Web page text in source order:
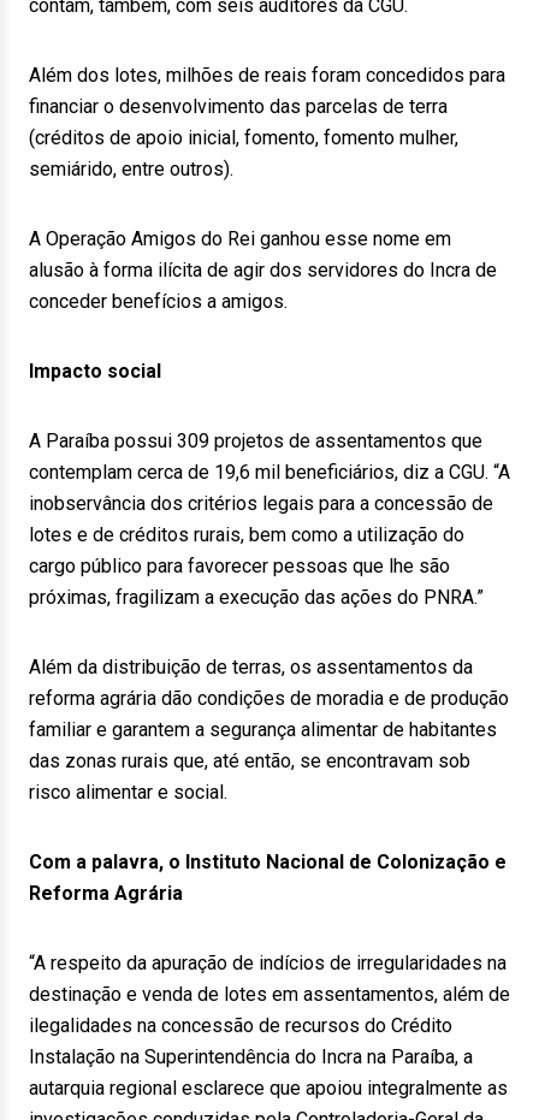
contam, também, com seis auditores da CGU.
Além dos lotes, milhões de reais foram concedidos para
financiar o desenvolvimento das parcelas de terra
(créditos de apoio inicial, fomento, fomento mulher,
semiárido, entre outros).
A Operação Amigos do Rei ganhou esse nome em
alusão à forma ilícita de agir dos servidores do Incra de
conceder benefícios a amigos.
Impacto social
A Paraíba possui 309 projetos de assentamentos que
contemplam cerca de 19,6 mil beneficiários, diz a CGU. “A
inobservância dos critérios legais para a concessão de
lotes e de créditos rurais, bem como a utilização do
cargo público para favorecer pessoas que lhe são
próximas, fragilizam a execução das ações do PNRA.”
Além da distribuição de terras, os assentamentos da
reforma agrária dão condições de moradia e de produção
familiar e garantem a segurança alimentar de habitantes
das zonas rurais que, até então, se encontravam sob
risco alimentar e social.
Com a palavra, o Instituto Nacional de Colonização e
Reforma Agrária
“A respeito da apuração de indícios de irregularidades na
destinação e venda de lotes em assentamentos, além de
ilegalidades na concessão de recursos do Crédito
Instalação na Superintendência do Incra na Paraíba, a
autarquia regional esclarece que apoiou integralmente as